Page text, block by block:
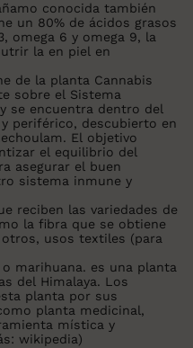
conocida también
un 80% de ácidos grasos
omega 6 y omega 9, la
la en piel en
de la planta Cannabis
sobre el Sistema
se encuentra dentro del
periférico, descubierto en
El objetivo
el equilibrio del
asegurar el buen
sistema inmune y
reciben las variedades de
la fibra que se obtiene
usos textiles (para
marihuana. es una planta
del Himalaya. Los
planta por sus
planta medicinal,
mística y
wikipedia)